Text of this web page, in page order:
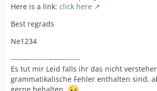
Here is a link: click here
Best regrads
Ne1234
---------------------------
Es tut mir Leid falls ihr das nicht
grammatikalische Fehler enthalten sind,